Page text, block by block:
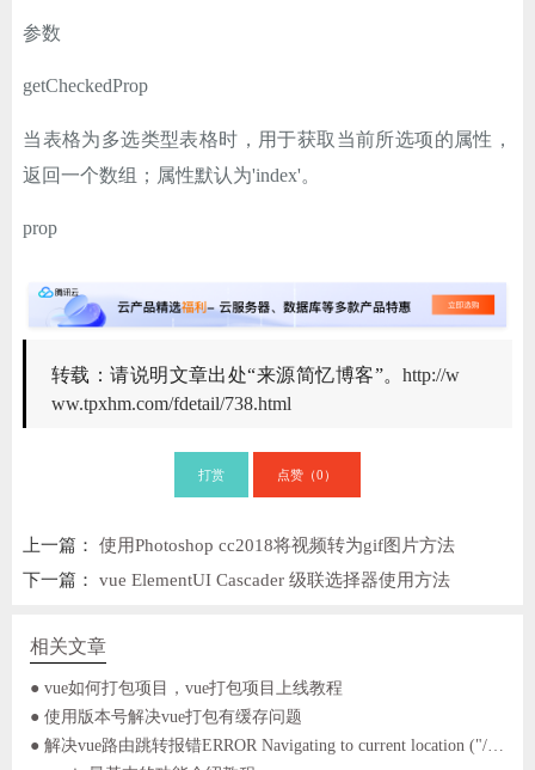
参数
getCheckedProp
当表格为多选类型表格时，用于获取当前所选项的属性，
返回一个数组；属性默认为'index'。
prop
转载：请说明文章出处“来源简忆博客”。http://w
ww.tpxhm.com/fdetail/738.html
打赏 点赞（0 ）
上一篇：使用Photoshop cc2018将视频转为gif图片方法
下一篇：vue ElementUI Cascader 级联选择器使用方法
相关文章
● vue如何打包项目，vue打包项目上线教程
● 使用版本号解决vue打包有缓存问题
● 解决vue路由跳转报错ERROR Navigating to current location ("/login") is not allowed